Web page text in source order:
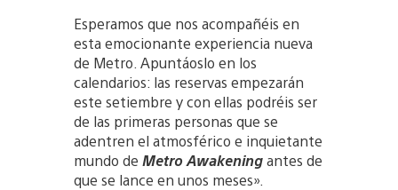
Esperamos que nos acompañéis en
esta emocionante experiencia nueva
de Metro. Apuntáoslo en los
calendarios: las reservas empezarán
este setiembre y con ellas podréis ser
de las primeras personas que se
adentren el atmosférico e inquietante
mundo de Metro Awakeningantes de
que se lance en unos meses».